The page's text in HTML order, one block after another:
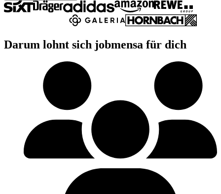
Darum lohnt sich jobmensa für dich